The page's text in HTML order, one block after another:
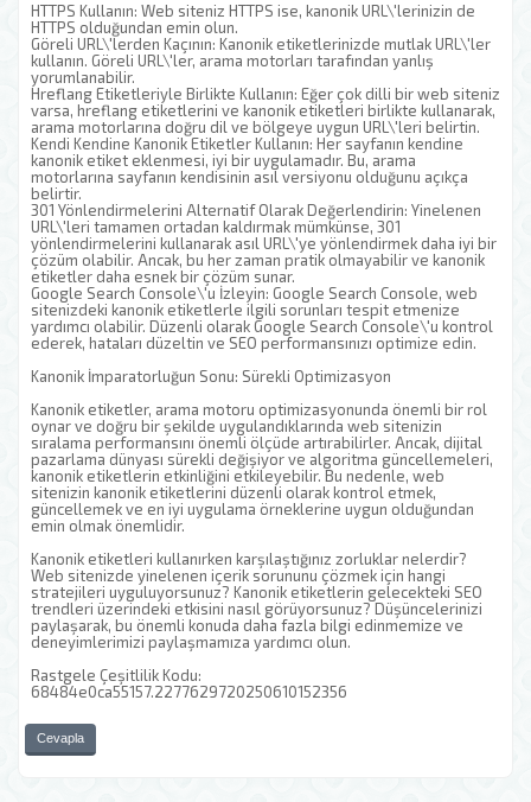
HTTPS Kullanın: Web siteniz HTTPS ise, kanonik URL\'lerinizin de
HTTPS olduğundan emin olun.
Göreli URL\'lerden Kaçının: Kanonik etiketlerinizde mutlak URL\'ler
kullanın. Göreli URL\'ler, arama motorları tarafından yanlış
yorumlanabilir.
Hreflang Etiketleriyle Birlikte Kullanın: Eğer çok dilli bir web siteniz
varsa, hreflang etiketlerini ve kanonik etiketleri birlikte kullanarak,
arama motorlarına doğru dil ve bölgeye uygun URL\'leri belirtin.
Kendi Kendine Kanonik Etiketler Kullanın: Her sayfanın kendine
kanonik etiket eklenmesi, iyi bir uygulamadır. Bu, arama
motorlarına sayfanın kendisinin asıl versiyonu olduğunu açıkça
belirtir.
301 Yönlendirmelerini Alternatif Olarak Değerlendirin: Yinelenen
URL\'leri tamamen ortadan kaldırmak mümkünse, 301
yönlendirmelerini kullanarak asıl URL\'ye yönlendirmek daha iyi bir
çözüm olabilir. Ancak, bu her zaman pratik olmayabilir ve kanonik
etiketler daha esnek bir çözüm sunar.
Google Search Console\'u İzleyin: Google Search Console, web
sitenizdeki kanonik etiketlerle ilgili sorunları tespit etmenize
yardımcı olabilir. Düzenli olarak Google Search Console\'u kontrol
ederek, hataları düzeltin ve SEO performansınızı optimize edin.
Kanonik İmparatorluğun Sonu: Sürekli Optimizasyon
Kanonik etiketler, arama motoru optimizasyonunda önemli bir rol
oynar ve doğru bir şekilde uygulandıklarında web sitenizin
sıralama performansını önemli ölçüde artırabilirler. Ancak, dijital
pazarlama dünyası sürekli değişiyor ve algoritma güncellemeleri,
kanonik etiketlerin etkinliğini etkileyebilir. Bu nedenle, web
sitenizin kanonik etiketlerini düzenli olarak kontrol etmek,
güncellemek ve en iyi uygulama örneklerine uygun olduğundan
emin olmak önemlidir.
Kanonik etiketleri kullanırken karşılaştığınız zorluklar nelerdir?
Web sitenizde yinelenen içerik sorununu çözmek için hangi
stratejileri uyguluyorsunuz? Kanonik etiketlerin gelecekteki SEO
trendleri üzerindeki etkisini nasıl görüyorsunuz? Düşüncelerinizi
paylaşarak, bu önemli konuda daha fazla bilgi edinmemize ve
deneyimlerimizi paylaşmamıza yardımcı olun.
Rastgele Çeşitlilik Kodu:
68484e0ca55157.2277629720250610152356
Cevapla